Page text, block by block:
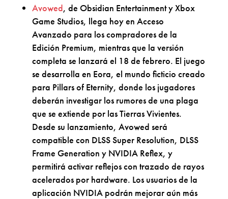
Avowed, de Obsidian Entertainment y Xbox
Game Studios, llega hoy en Acceso
Avanzado para los compradores de la
Edición Premium, mientras que la versión
completa se lanzará el 18 de febrero. El juego
se desarrolla en Eora, el mundo ficticio creado
para Pillars of Eternity, donde los jugadores
deberán investigar los rumores de una plaga
que se extiende por las Tierras Vivientes.
Desde su lanzamiento, Avowed será
compatible con DLSS Super Resolution, DLSS
Frame Generation y NVIDIA Reflex, y
permitirá activar reflejos con trazado de rayos
acelerados por hardware. Los usuarios de la
aplicación NVIDIA podrán mejorar aún más